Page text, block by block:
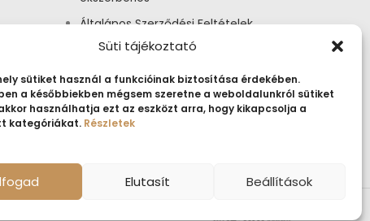
Süti tájékoztató
sütiket használ a funkcióinak biztosítása érdekében.
a későbbiekben mégsem szeretne a weboldalunkról sütiket
használhatja ezt az eszközt arra, hogy kikapcsolja a
kategóriákat. Részletek
Elutasít Beállítások
Általános Szerződési Feltételek
Tájékoztató sütik alkalmazásáról
Fogyasztóvédelmi tájékoztató
Jogi nyilatkozat
Impresszum